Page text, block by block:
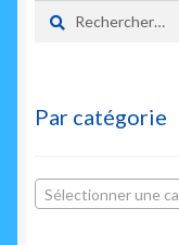
Rechercher :
Par catégorie
Sélectionner une